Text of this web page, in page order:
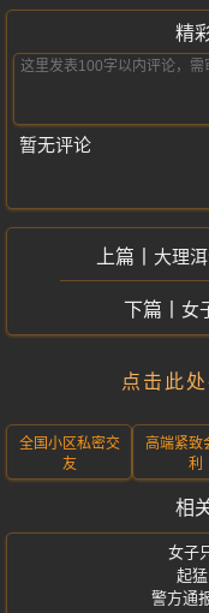
精
暂无评论
大理
女
点击此
全国小区私密交
友
高端紧致
利
相
女子
起
警方通